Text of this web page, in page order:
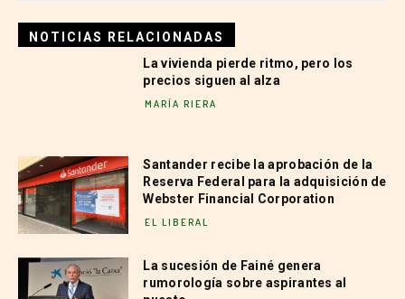
NOTICIAS RELACIONADAS
La vivienda pierde ritmo, pero los
precios siguen al alza
MARÍA RIERA
Santander recibe la aprobación de la
Reserva Federal para la adquisición de
Webster Financial Corporation
EL LIBERAL
La sucesión de Fainé genera
rumorología sobre aspirantes al